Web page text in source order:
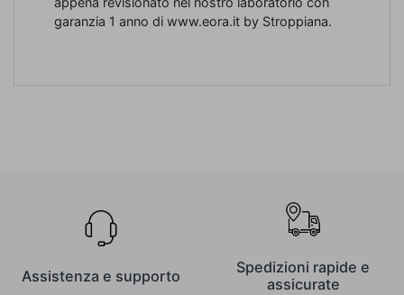
garanzia 1 anno di www.eora.it by Stroppiana.
Assistenza e supporto
Spedizioni rapide e
assicurate